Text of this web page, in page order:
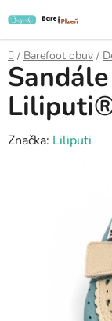
na
obsah
Domů
/ Barefoot obuv /
Značka: Liliputi